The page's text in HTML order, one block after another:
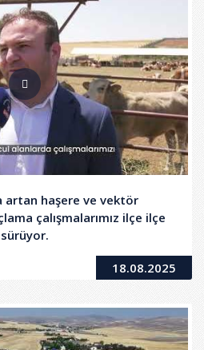
artan haşere ve vektör
çalışmalarımız ilçe ilçe
sürüyor.
18.08.2025